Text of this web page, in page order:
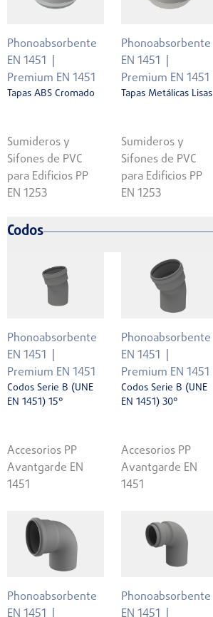
Phonoabsorbente
EN 1451
Premium EN 1451
Tapas ABS Cromado
Sumideros y
Sifones de PVC
para Edificios PP
EN 1253
Phonoabsorbente
EN 1451
Premium EN 1451
Tapas Metálicas Lisas
Sumideros y
Sifones de PVC
para Edificios PP
EN 1253
Codos
Phonoabsorbente
EN 1451
Premium EN 1451
Codos Serie B (UNE
EN 1451) 15°
Accesorios PP
Avantgarde EN
1451
Phonoabsorbente
EN 1451
Premium EN 1451
Codos Serie B (UNE
EN 1451) 30°
Accesorios PP
Avantgarde EN
1451
Phonoabsorbente
Phonoabsorbente